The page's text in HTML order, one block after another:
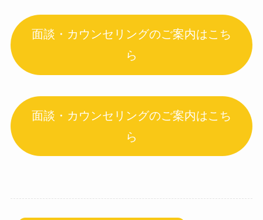
面談・カウンセリングのご案内はこち
ら
面談・カウンセリングのご案内はこち
ら